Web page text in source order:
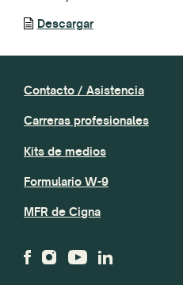
Descargar
Contacto / Asistencia
Carreras profesionales
Kits de medios
Formulario W-9
MFR de Cigna